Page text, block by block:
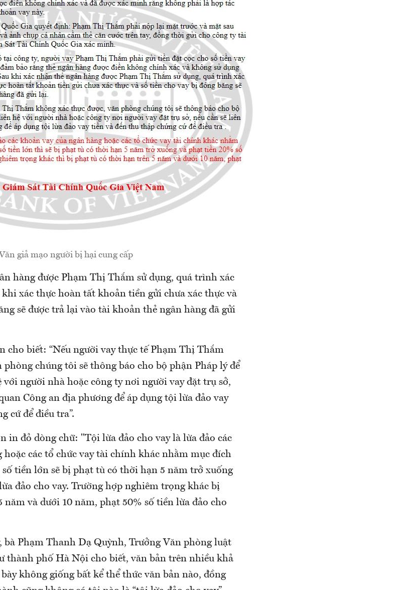
giả mạo người bị hại cung cấp
hàng được Phạm Thị Thắm sử dụng, quá trình xác
xác thực hoàn tất khoản tiền gửi chưa xác thực và
sẽ được trả lại vào tài khoản thẻ ngân hàng đã gửi
cho biết: “Nếu người vay thực tế Phạm Thị Thắm
chúng tôi sẽ thông báo cho bộ phận Pháp lý để
người nhà hoặc công ty nơi người vay đặt trụ sở,
Công an địa phương để áp dụng tội lừa đảo vay
cứ để điều tra”.
in đỏ dòng chữ: "Tội lừa đảo cho vay là lừa đảo các
hoặc các tổ chức vay tài chính khác nhằm mục đích
tiền lớn sẽ bị phạt tù có thời hạn 5 năm trở xuống
đảo cho vay. Trường hợp nghiêm trọng khác bị
và dưới 10 năm, phạt 50% số tiền lừa đảo cho
bà Phạm Thanh Dạ Quỳnh, Trưởng Văn phòng luật
thành phố Hà Nội cho biết, văn bản trên nhiều khả
không giống bất kể thể thức văn bản nào, đồng